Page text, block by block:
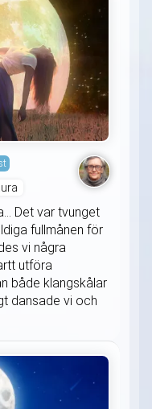
Det var tvunget
fullmånen för
vi några
utföra
både klangskålar
dansade vi och